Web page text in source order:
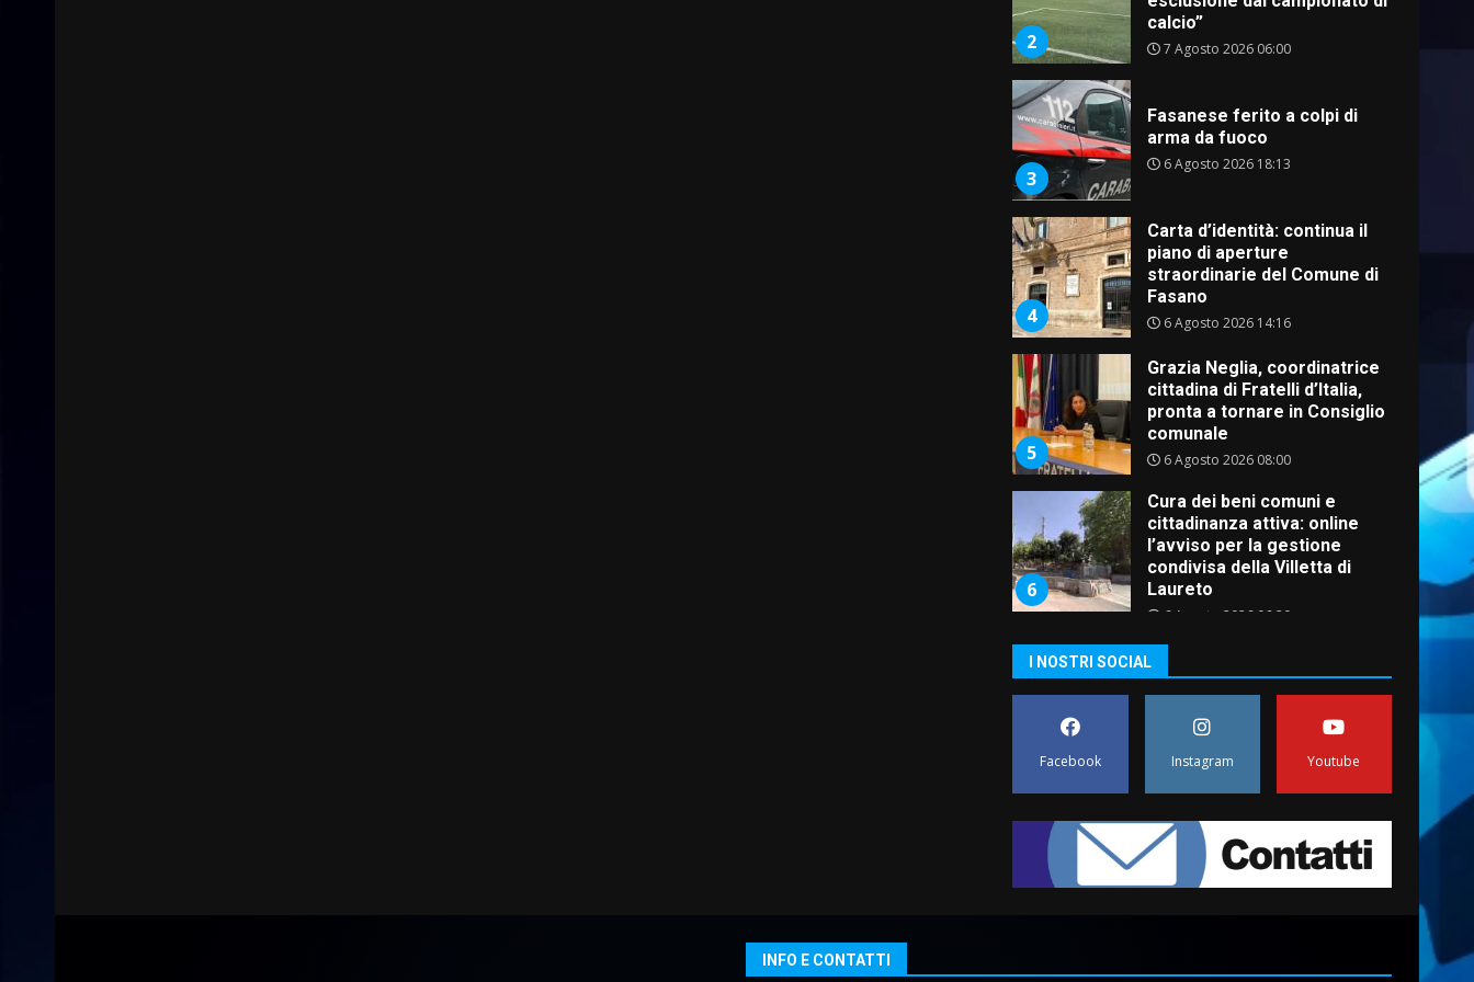
2
calcio”
7 Agosto 2026 06:00
3
Fasanese ferito a colpi di
arma da fuoco
6 Agosto 2026 18:13
4
Carta d’identità: continua il
piano di aperture
straordinarie del Comune di
Fasano
6 Agosto 2026 14:16
5
Grazia Neglia, coordinatrice
cittadina di Fratelli d’Italia,
pronta a tornare in Consiglio
comunale
6 Agosto 2026 08:00
6
Cura dei beni comuni e
cittadinanza attiva: online
l’avviso per la gestione
condivisa della Villetta di
Laureto
6 Agosto 2026 06:20
prima assoluta de “L’Albergo
Belvedere. Il rapimento”
6 Agosto 2026 06:15
appuntamento con “Fasano in
Banda”
7 Agosto 2026 06:05
I NOSTRI SOCIAL
Facebook Instagram Youtube
INFO E CONTATTI